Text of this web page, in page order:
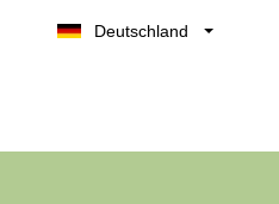
Deutschland